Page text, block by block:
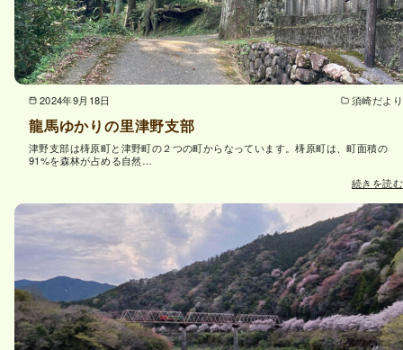
2024年9月18日 須崎だより
龍馬ゆかりの里津野支部
津野支部は梼原町と津野町の２つの町からなっています。梼原町は、町面積の
91%を森林が占める自然…
続きを読む